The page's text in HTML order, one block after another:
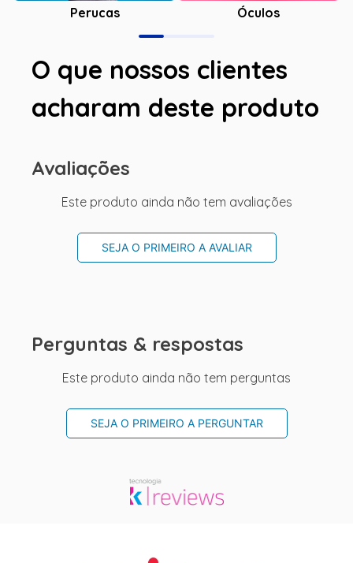
Perucas Óculos
O que nossos clientes
acharam deste produto
Avaliações
Este produto ainda não tem avaliações
SEJA O PRIMEIRO A AVALIAR
Perguntas & respostas
Este produto ainda não tem perguntas
SEJA O PRIMEIRO A PERGUNTAR